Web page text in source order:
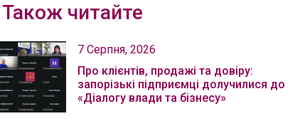
Також читайте
7 Серпня, 2026
Про клієнтів, продажі та довіру:
запорізькі підприємці долучилися до
«Діалогу влади та бізнесу»